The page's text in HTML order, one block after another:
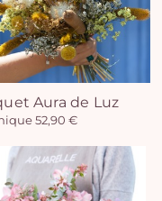
Aura de Luz
52,90 €